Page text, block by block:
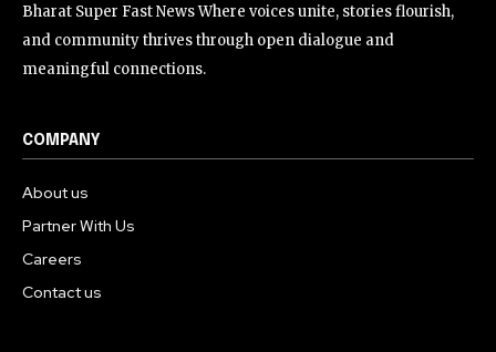
Bharat Super Fast News Where voices unite, stories flourish,
and community thrives through open dialogue and
meaningful connections.
COMPANY
About us
Partner With Us
Careers
Contact us